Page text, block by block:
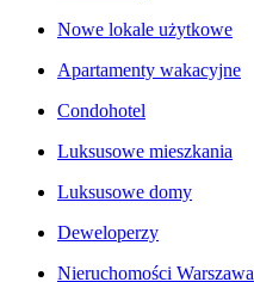
Nowe lokale użytkowe
Apartamenty wakacyjne
Condohotel
Luksusowe mieszkania
Luksusowe domy
Deweloperzy
Nieruchomości Warszawa